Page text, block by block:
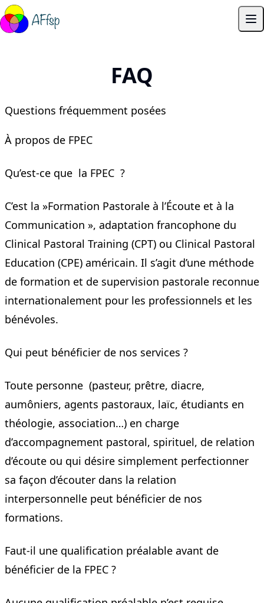
Skip to content
FAQ
Questions fréquemment posées
À propos de FPEC
Qu’est-ce que la FPEC ?
C’est la »Formation Pastorale à l’Écoute et à la
Communication », adaptation francophone du
Clinical Pastoral Training (CPT) ou Clinical Pastoral
Education (CPE) américain. Il s’agit d’une méthode
de formation et de supervision pastorale reconnue
internationalement pour les professionnels et les
bénévoles.
Qui peut bénéficier de nos services ?
Toute personne (pasteur, prêtre, diacre,
aumôniers, agents pastoraux, laïc, étudiants en
théologie, association…) en charge
d’accompagnement pastoral, spirituel, de relation
d’écoute ou qui désire simplement perfectionner
sa façon d’écouter dans la relation
interpersonnelle peut bénéficier de nos
formations.
Faut-il une qualification préalable avant de
bénéficier de la FPEC ?